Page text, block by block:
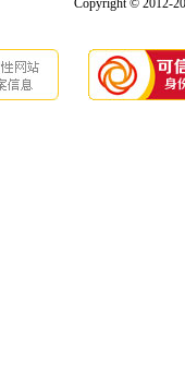
Copyright © 2012-